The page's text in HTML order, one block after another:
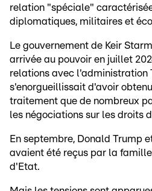
relation "spéciale"
diplomatiques, militaires et
Le gouvernement de Keir
arrivée au pouvoir en juillet
relations avec l'administration
s'enorgueillissait d'avoir
traitement que de nombreux
les négociations sur les droits
En septembre, Donald Trump
avaient été reçus par la
d'Etat.